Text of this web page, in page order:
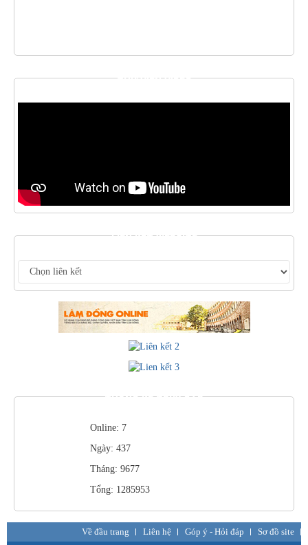
THƯ VIỆN VIDEO
LIÊN KẾT WEBSITE
THỐNG KÊ TRUY CẬP
Online: 7
Ngày: 437
Tháng: 9677
Tổng: 1285953
Về đầu trang Liên hệ Góp ý - Hỏi đáp Sơ đồ site